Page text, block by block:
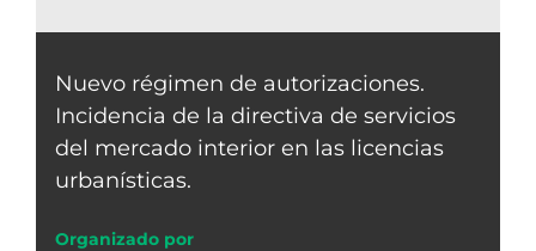
Nuevo régimen de autorizaciones.
Incidencia de la directiva de servicios
del mercado interior en las licencias
urbanísticas.
Organizado por